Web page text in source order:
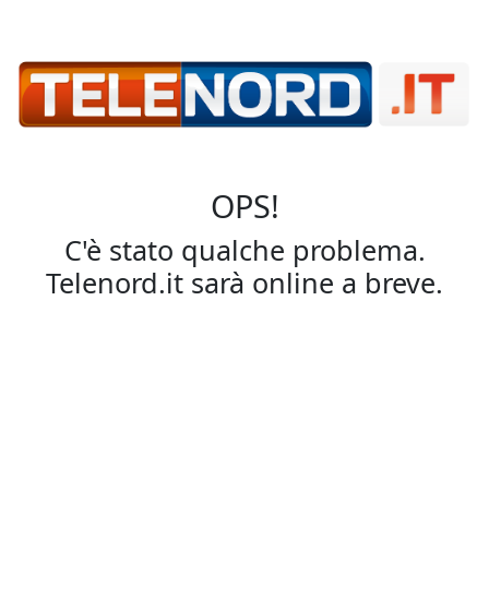
OPS!
C'è stato qualche problema.
Telenord.it sarà online a breve.